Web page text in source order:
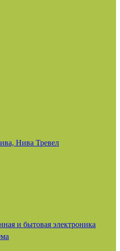
Нива Тревел
и бытовая электроника